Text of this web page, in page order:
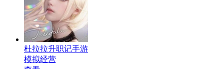
杜拉拉升职记手游
模拟经营